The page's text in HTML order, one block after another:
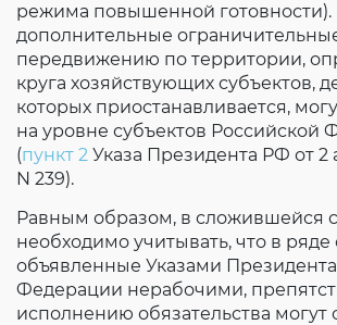
режима повышенной готовности).
дополнительные
передвижению по территории,
круга хозяйствующих субъектов,
которых приостанавливается,
на уровне субъектов Российской
(пункт 2 Указа Президента РФ от 2
N 239).
Равным образом, в сложившейся
необходимо учитывать, что в ряде
объявленные Указами
Федерации нерабочими,
исполнению обязательства могут